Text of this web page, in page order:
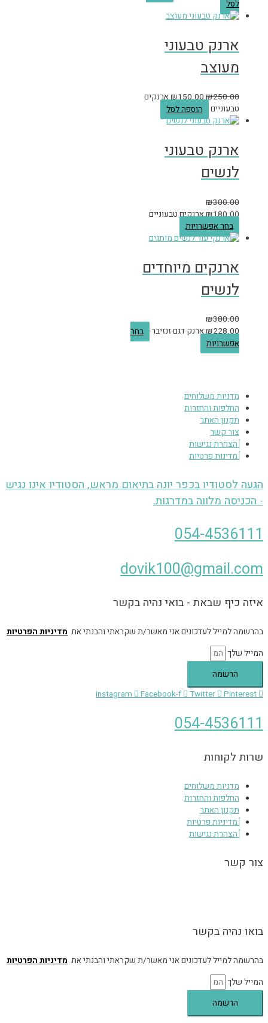
לסל
ארנק טבעוני
מעוצב
₪250.00
₪150.00
ארנקים
טבעוניים
הוספה לסל
ארנק טבעוני
לנשים
₪300.00
₪180.00
ארנקים טבעוניים
בחר אפשרויות
ארנקים מיוחדים
לנשים
₪380.00
₪228.00 ארנק דגם זנזיבר
בחר
אפשרויות
מדניות משלוחים
החלפות והחזרות
תקנון האתר
צור קשר
הצהרת נגישות
מדינות פרטיות
הגעה לסטודיו בכפר יונה בתיאום מראש, הסטודיו אינו נגיש
- הכניסה מלווה במדרגות.
054-4536111
dovik100@gmail.com
איזה כיף שבאת - בואי נהיה בקשר
בהרשמה למייל לעדכונים אני מאשר/ת שקראתי והבנתי את מדיניות הפרטיות
המייל שלך
הרשמה
Instagram
Facebook-f Twitter Pinterest
054-4536111
שרות לקוחות
מדניות משלוחים
החלפות והחזרות
תקנון האתר
מדיניות פרטיות
הצהרת נגישות
צור קשר
בואו נהיה בקשר
בהרשמה למייל לעדכונים אני מאשר/ת שקראתי והבנתי את מדיניות הפרטיות
המייל שלך
הרשמה